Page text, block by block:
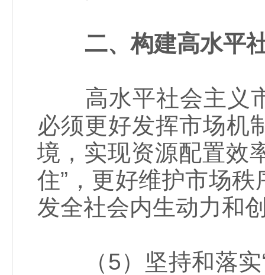
二、构建高水平
高水平社会主义市
必须更好发挥市场机
境，实现资源配置效
住”，更好维护市场
发全社会内生动力和
（5）坚持和落实“